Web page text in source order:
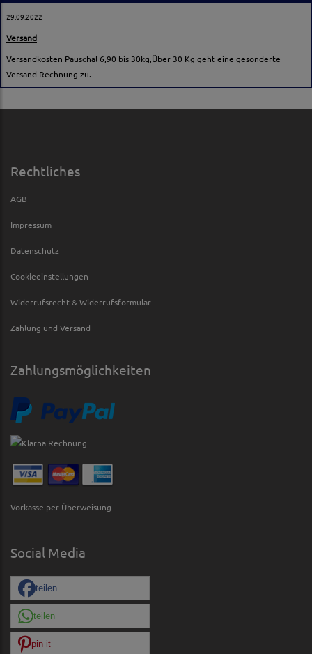
29.09.2022
Versand
Versandkosten Pauschal 6,90 bis 30kg,Über 30 Kg geht eine gesonderte
Versand Rechnung zu.
Rechtliches
AGB
Impressum
Datenschutz
Cookieeinstellungen
Widerrufsrecht & Widerrufsformular
Zahlung und Versand
Zahlungsmöglichkeiten
Vorkasse per Überweisung
Social Media
teilen
teilen
pin it